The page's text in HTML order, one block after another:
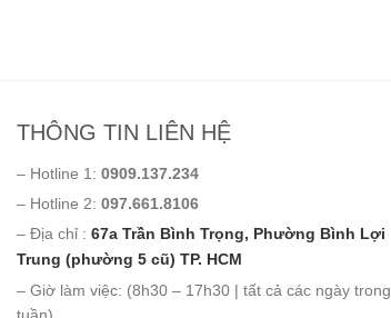
THÔNG TIN LIÊN HỆ
– Hotline 1: 0909.137.234
– Hotline 2: 097.661.8106
– Địa chỉ : 67a Trần Bình Trọng, Phường Bình Lợi
Trung (phường 5 cũ) TP. HCM
– Giờ làm việc: (8h30 – 17h30 | tất cả các ngày trong
tuần)